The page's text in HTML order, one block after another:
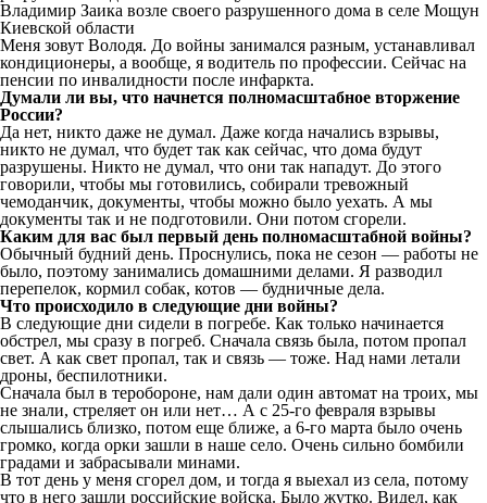
Владимир Заика возле своего разрушенного дома в селе Мощун
Киевской области
Меня зовут Володя. До войны занимался разным, устанавливал
кондиционеры, а вообще, я водитель по профессии. Сейчас на
пенсии по инвалидности после инфаркта.
Думали ли вы, что начнется полномасштабное вторжение
России?
Да нет, никто даже не думал. Даже когда начались взрывы,
никто не думал, что будет так как сейчас, что дома будут
разрушены. Никто не думал, что они так нападут. До этого
говорили, чтобы мы готовились, собирали тревожный
чемоданчик, документы, чтобы можно было уехать. А мы
документы так и не подготовили. Они потом сгорели.
Каким для вас был первый день полномасштабной войны?
Обычный будний день. Проснулись, пока не сезон — работы не
было, поэтому занимались домашними делами. Я разводил
перепелок, кормил собак, котов — будничные дела.
Что происходило в следующие дни войны?
В следующие дни сидели в погребе. Как только начинается
обстрел, мы сразу в погреб. Сначала связь была, потом пропал
свет. А как свет пропал, так и связь — тоже. Над нами летали
дроны, беспилотники.
Сначала был в теробороне, нам дали один автомат на троих, мы
не знали, стреляет он или нет… А с 25-го февраля взрывы
слышались близко, потом еще ближе, а 6-го марта было очень
громко, когда орки зашли в наше село. Очень сильно бомбили
градами и забрасывали минами.
В тот день у меня сгорел дом, и тогда я выехал из села, потому
что в него зашли российские войска. Было жутко. Видел, как